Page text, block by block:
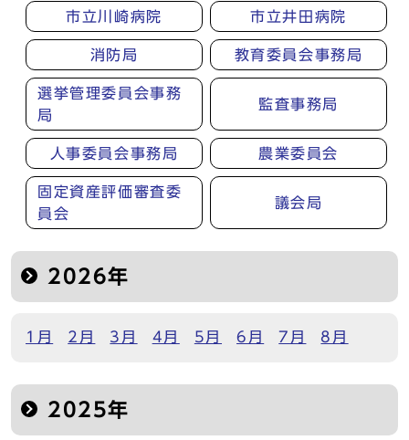
市立川崎病院 市立井田病院
消防局 教育委員会事務局
選挙管理委員会事務
局
監査事務局
人事委員会事務局 農業委員会
固定資産評価審査委
員会
議会局
2026年
1月 2月 3月 4月 5月 6月 7月 8月
2025年